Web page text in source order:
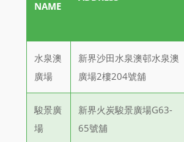
NAME
水泉澳
廣場
新界沙田水泉澳邨水泉澳
廣場2樓204號舖
駿景廣
場
新界火炭駿景廣場G63-
65號舖